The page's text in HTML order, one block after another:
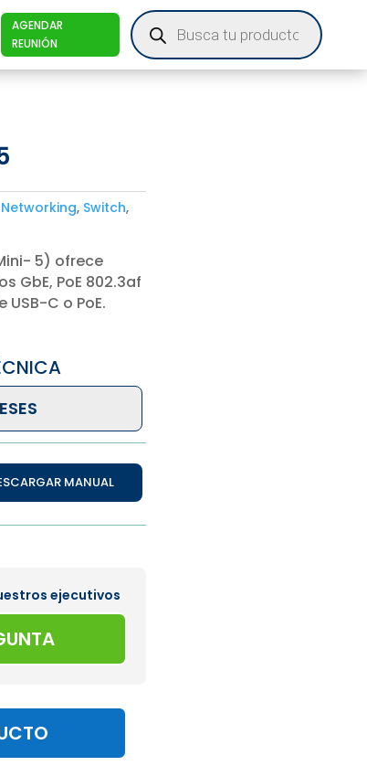
AGENDAR
REUNIÓN
Products
search
Networking, Switch,
5) ofrece
GbE, PoE 802.3af
C o PoE.
MANUAL
ejecutivos